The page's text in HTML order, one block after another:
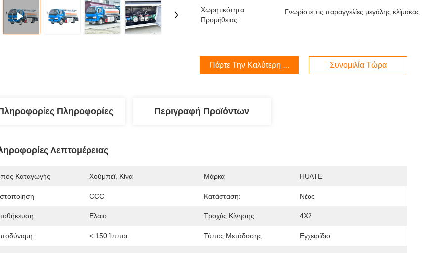
Χωρητικότητα
Προμήθειας:
Γνωρίστε τις παραγγελίες μεγάλης κλίμακας
Πάρτε Την Καλύτερη Τιμή Συνομιλία Τώρα
Πληροφορίες Περιγραφή Προϊόντων
Λεπτομέρειας
Καταγωγής Χούμπεϊ, Κίνα Μάρκα HUATE
CCC Κατάσταση: Νέος
Ελαιο Τροχός Κίνησης: 4Χ2
< 150 Ίπποι Τύπος Μετάδοσης: Εγχειρίδιο